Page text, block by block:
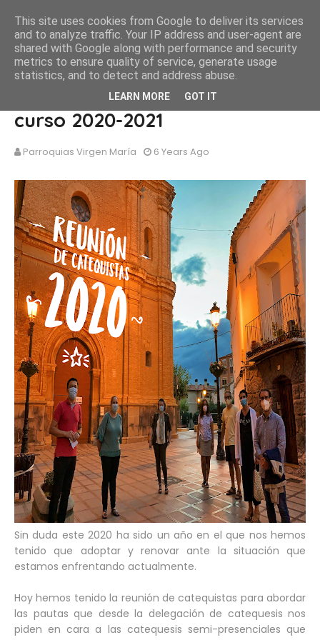
Primeros pasos en cara al
curso 2020-2021
Parroquias Virgen María 6 Years Ago
Sin duda este 2020 ha sido un año en el que nos hemos
tenido que adoptar y renovar ante la situación que
estamos enfrentando actualmente.
Hoy hemos tenido la reunión de catequistas para abordar
las pautas que desde la delegación de catequesis nos
piden en cara a las catequesis semi-presenciales que
This site uses cookies from Google to deliver its services
and to analyze traffic. Your IP address and user-agent are
shared with Google along with performance and security
metrics to ensure quality of service, generate usage
statistics, and to detect and address abuse.
LEARN MORE GOT IT